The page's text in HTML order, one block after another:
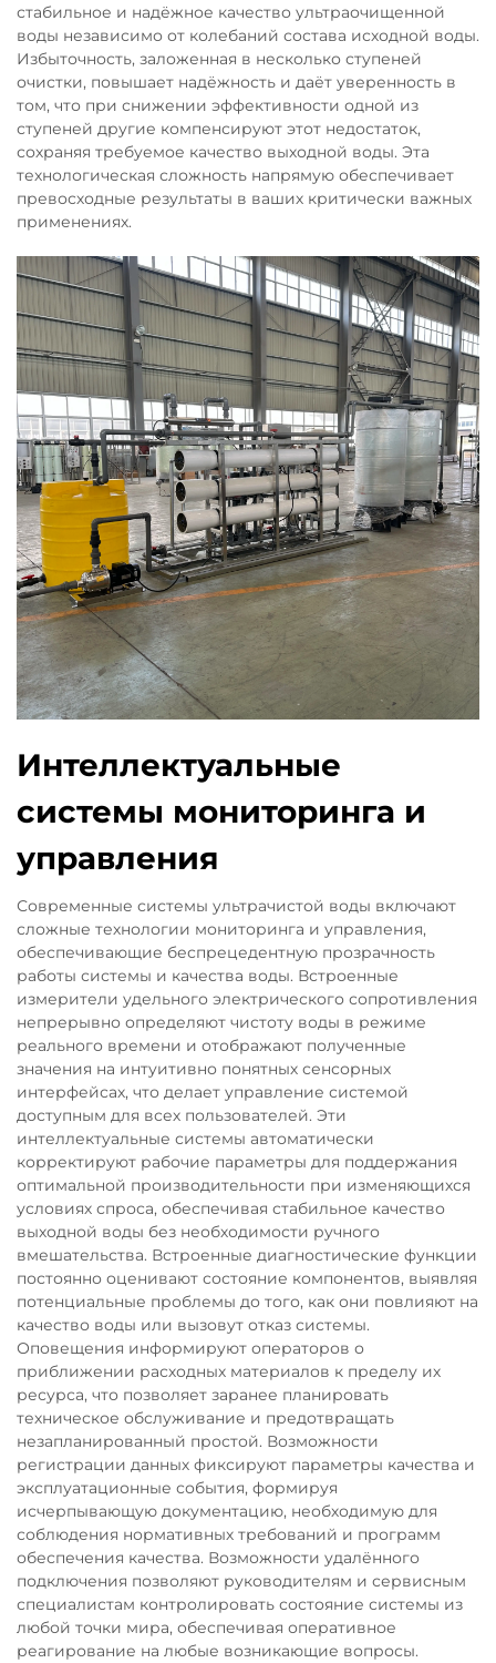
стабильное и надёжное качество ультраочищенной
воды независимо от колебаний состава исходной воды.
Избыточность, заложенная в несколько ступеней
очистки, повышает надёжность и даёт уверенность в
том, что при снижении эффективности одной из
ступеней другие компенсируют этот недостаток,
сохраняя требуемое качество выходной воды. Эта
технологическая сложность напрямую обеспечивает
превосходные результаты в ваших критически важных
применениях.
Интеллектуальные
системы мониторинга и
управления
Современные системы ультрачистой воды включают
сложные технологии мониторинга и управления,
обеспечивающие беспрецедентную прозрачность
работы системы и качества воды. Встроенные
измерители удельного электрического сопротивления
непрерывно определяют чистоту воды в режиме
реального времени и отображают полученные
значения на интуитивно понятных сенсорных
интерфейсах, что делает управление системой
доступным для всех пользователей. Эти
интеллектуальные системы автоматически
корректируют рабочие параметры для поддержания
оптимальной производительности при изменяющихся
условиях спроса, обеспечивая стабильное качество
выходной воды без необходимости ручного
вмешательства. Встроенные диагностические функции
постоянно оценивают состояние компонентов, выявляя
потенциальные проблемы до того, как они повлияют на
качество воды или вызовут отказ системы.
Оповещения информируют операторов о
приближении расходных материалов к пределу их
ресурса, что позволяет заранее планировать
техническое обслуживание и предотвращать
незапланированный простой. Возможности
регистрации данных фиксируют параметры качества и
эксплуатационные события, формируя
исчерпывающую документацию, необходимую для
соблюдения нормативных требований и программ
обеспечения качества. Возможности удалённого
подключения позволяют руководителям и сервисным
специалистам контролировать состояние системы из
любой точки мира, обеспечивая оперативное
реагирование на любые возникающие вопросы.